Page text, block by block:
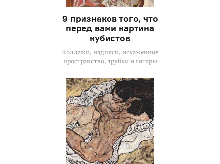
9 признаков того, что
перед вами картина
кубистов
Коллажи, надписи, искаженное
пространство, трубки и гитары